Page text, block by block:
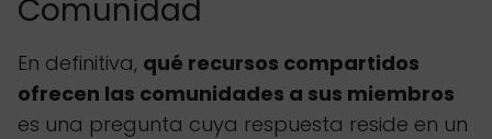
Comunidad
En definitiva, qué recursos compartidos
ofrecen las comunidades a sus miembros
es una pregunta cuya respuesta reside en un